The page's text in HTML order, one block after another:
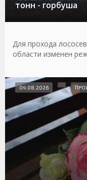
тонн - горбуша
Для прохода
области изменен
04.08.2026